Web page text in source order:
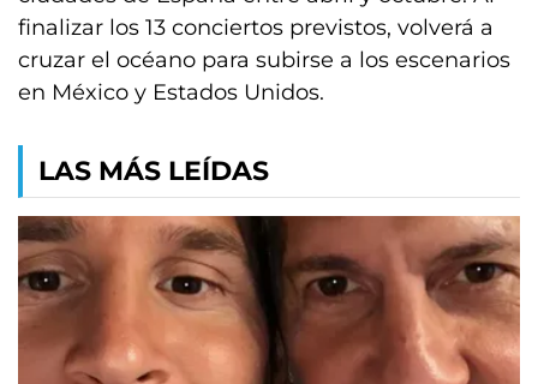
finalizar los 13 conciertos previstos, volverá a
cruzar el océano para subirse a los escenarios
en México y Estados Unidos.
LAS MÁS LEÍDAS